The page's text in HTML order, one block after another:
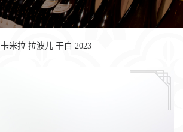
卡米拉 拉波儿 干白 2023